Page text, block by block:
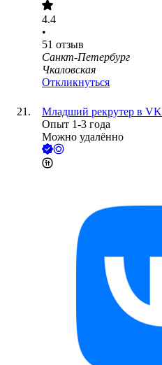
4.4
•
51 отзыв
Санкт-Петербург
Чкаловская
Откликнуться
Младший рекрутер в VK
Опыт 1-3 года
Можно удалённо